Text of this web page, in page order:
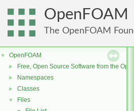
OpenFOAM
The OpenFOAM
▼ OpenFOAM
► Free, Open Source Software from the
► Namespaces
► Classes
▼ Files